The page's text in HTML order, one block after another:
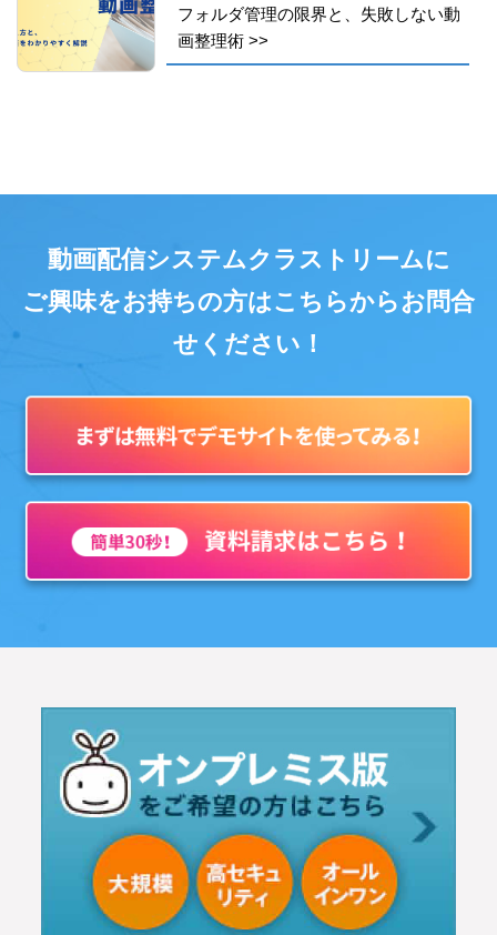
フォルダ管理の限界と、失敗しない動
画整理術>>
動画配信システムクラストリームに
ご興味をお持ちの方はこちらからお問合
せください！